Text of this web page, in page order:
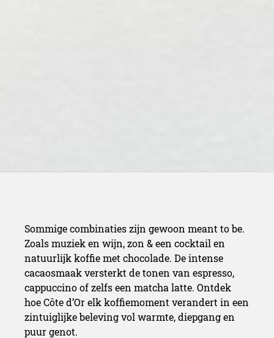
Sommige combinaties zijn gewoon meant to be.
Zoals muziek en wijn, zon & een cocktail en
natuurlijk koffie met chocolade. De intense
cacaosmaak versterkt de tonen van espresso,
cappuccino of zelfs een matcha latte. Ontdek
hoe Côte d’Or elk koffiemoment verandert in een
zintuiglijke beleving vol warmte, diepgang en
puur genot.